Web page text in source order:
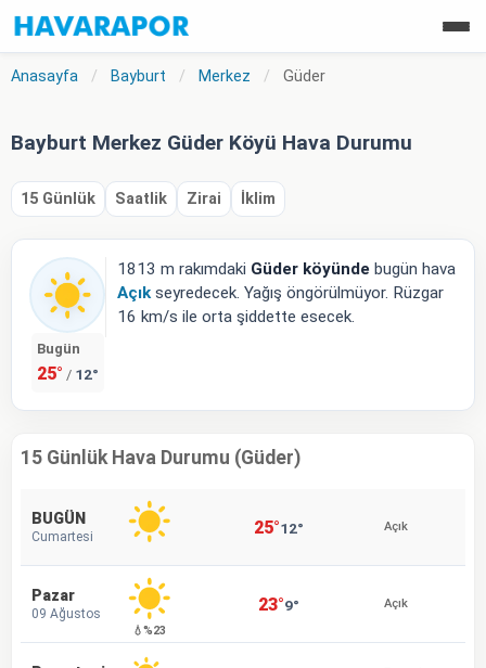
Anasayfa / Bayburt / Merkez / Güder
Bayburt Merkez Güder Köyü Hava Durumu
15 Günlük Saatlik Zirai İklim
Bugün
25° / 12°
1813 m rakımdaki Güder köyünde bugün hava
Açıkseyredecek. Yağış öngörülmüyor. Rüzgar
16 km/s ile orta şiddette esecek.
15 Günlük Hava Durumu (Güder)
BUGÜN
Cumartesi 25°12° Açık
Pazar
09 Ağustos
💧%23
23°9° Açık